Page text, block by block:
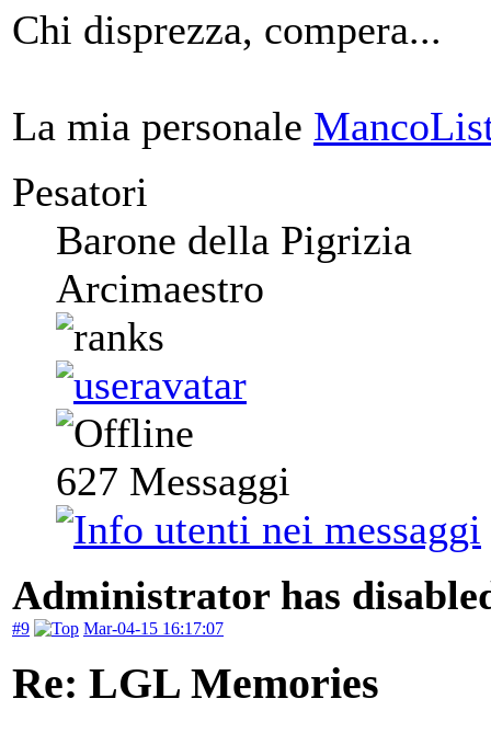
Chi disprezza, compera...
La mia personale
Pesatori
Barone della Pigrizia
Arcimaestro
627 Messaggi
Administrator has
#9 Mar-04-15 16:17:07
Re: LGL Memories